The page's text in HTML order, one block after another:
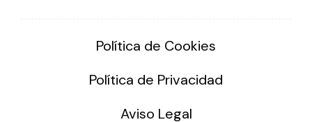
Política de Cookies
Política de Privacidad
Aviso Legal